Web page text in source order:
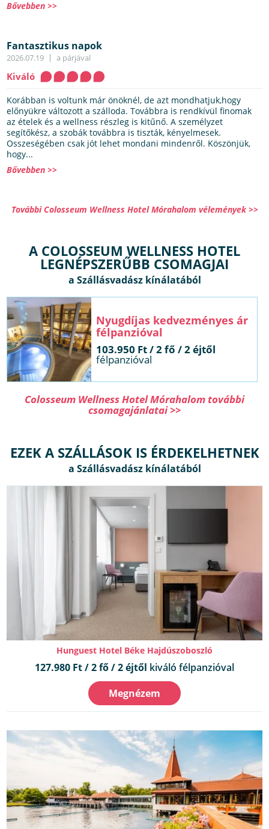
Bővebben >>
Fantasztikus napok
2026.07.19 a párjával
Kiváló
Korábban is voltunk már önöknél, de azt mondhatjuk,hogy
előnyükre változott a szálloda. Továbbra is rendkívül finomak
az ételek és a wellness részleg is kitűnő. A személyzet
segítőkész, a szobák továbbra is tiszták, kényelmesek.
Osszeségében csak jót lehet mondani mindenről. Köszönjük,
hogy...
Bővebben >>
További Colosseum Wellness Hotel Mórahalom vélemények >>
A COLOSSEUM WELLNESS HOTEL
LEGNÉPSZERŰBB CSOMAGJAI
Nyugdíjas kedvezményes ár
félpanzióval
103.950 Ft / 2 fő / 2 éjtől
félpanzióval
Colosseum Wellness Hotel Mórahalom további
csomagajánlatai >>
EZEK A SZÁLLÁSOK IS ÉRDEKELHETNEK
Hunguest Hotel Béke Hajdúszoboszló
127.980 Ft / 2 fő / 2 éjtől kiváló félpanzióval
Megnézem